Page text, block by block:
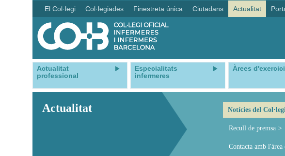
El Col·legi Col·legiades Finestreta única Ciutadans Actualitat
Actualitat
professional
Especialitats
infermeres
Àrees d'exercici
Actualitat Notícies del
Recull de premsa
Contacta amb